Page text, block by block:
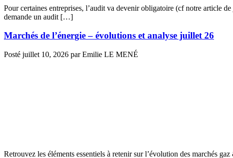
Pour certaines entreprises, l’audit va devenir obligatoire (cf notre article
demande un audit […]
Marchés de l’énergie – évolutions et analyse juillet 26
Posté juillet 10, 2026 par Emilie LE MENÉ
Retrouvez les éléments essentiels à retenir sur l’évolution des marchés